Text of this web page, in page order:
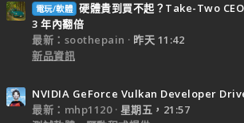
電玩/軟體 硬體貴到買不起？Take-Two
3 年內翻倍
最新：soothepain
昨天 11:42
新品資訊
NVIDIA GeForce Vulkan Developer
最新：mhp1120
星期五，21:57